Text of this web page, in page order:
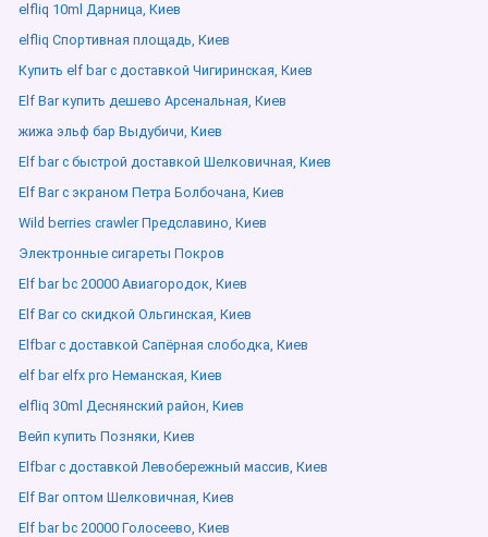
elfliq 10ml Дарница, Киев
elfliq Спортивная площадь, Киев
Купить elf bar с доставкой Чигиринская, Киев
Elf Bar купить дешево Арсенальная, Киев
жижа эльф бар Выдубичи, Киев
Elf bar с быстрой доставкой Шелковичная, Киев
Elf Bar с экраном Петра Болбочана, Киев
Wild berries crawler Предславино, Киев
Электронные сигареты Покров
Elf bar bc 20000 Авиагородок, Киев
Elf Bar со скидкой Ольгинская, Киев
Elfbar с доставкой Сапёрная слободка, Киев
elf bar elfx pro Неманская, Киев
elfliq 30ml Деснянский район, Киев
Вейп купить Позняки, Киев
Elfbar с доставкой Левобережный массив, Киев
Elf Bar оптом Шелковичная, Киев
Elf bar bc 20000 Голосеево, Киев